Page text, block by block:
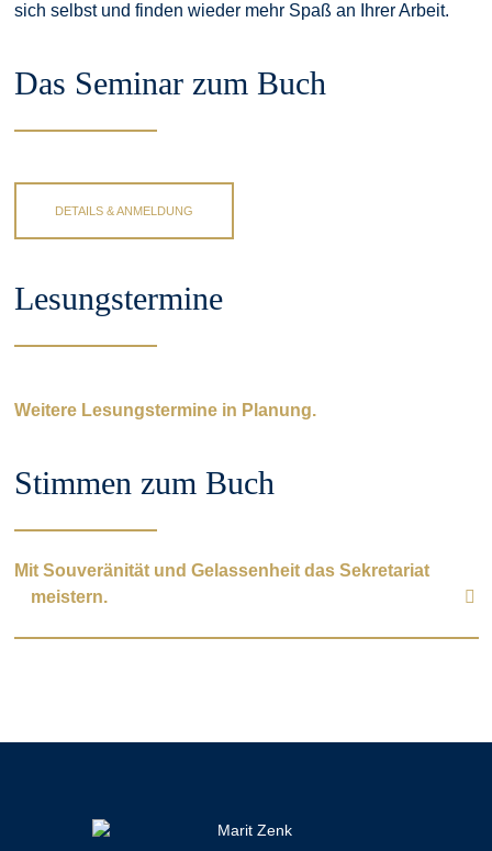
sich selbst und finden wieder mehr Spaß an Ihrer Arbeit.
Das Seminar zum Buch
DETAILS & ANMELDUNG
Lesungstermine
Weitere Lesungstermine in Planung.
Stimmen zum Buch
Mit Souveränität und Gelassenheit das Sekretariat
meistern.